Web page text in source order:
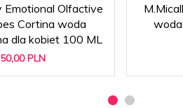
Emotional Olfactive
Cortina woda
dla kobiet 100 ML
00 PLN